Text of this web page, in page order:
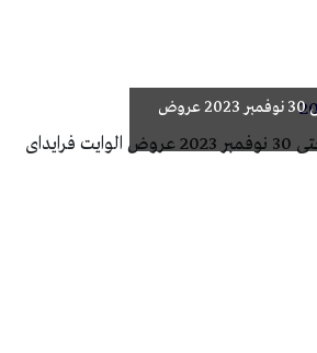
عروض اسواق الشريف من 14 نوفمبر حتى 30 نوفمبر 2023 عروض